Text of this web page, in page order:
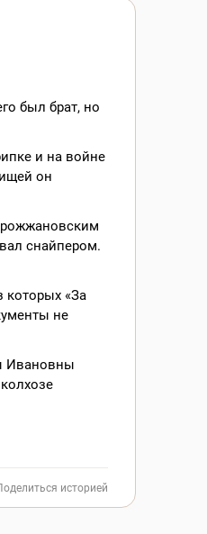
был брат, но
и на войне
он
снайпером.
которых «За
не
Ивановны
историей